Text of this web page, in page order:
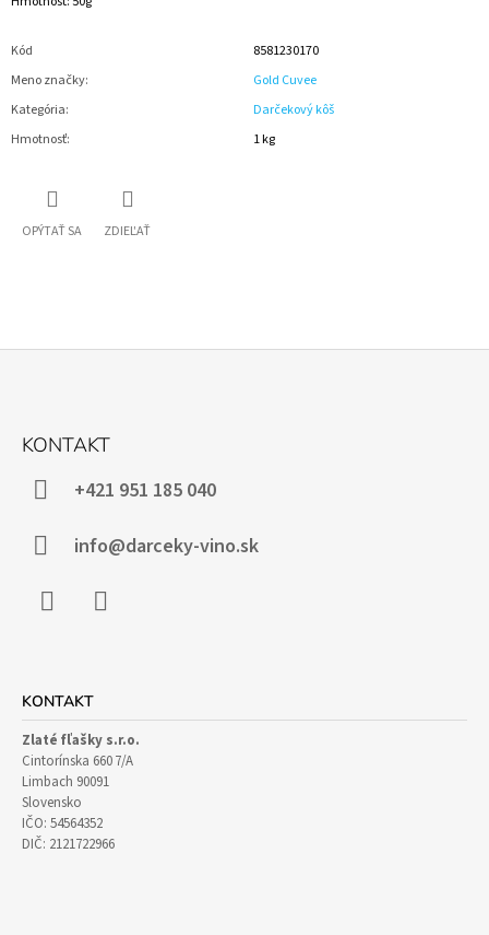
Kód
8581230170
Meno značky:
Gold Cuvee
Kategória:
Darčekový kôš
Hmotnosť: 1 kg
OPÝTAŤ SA ZDIEĽAŤ
KONTAKT
+421 951 185 040
info@darceky-vino.sk
KONTAKT
Zlaté fľašky s.r.o.
Cintorínska 660 7/A
Limbach 90091
Slovensko
IČO: 54564352
DIČ: 2121722966